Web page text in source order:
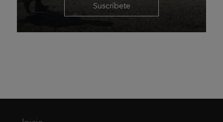
Suscríbete